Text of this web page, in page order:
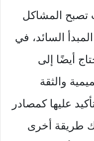
المشاكل
السائد، في
أيضًا إلى
والثقة
عليها كمصادر
طريقة أخرى